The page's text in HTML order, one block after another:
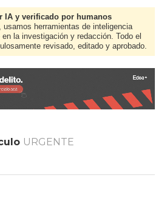
IA y verificado por humanos
usamos herramientas de inteligencia
la investigación y redacción. Todo el
revisado, editado y aprobado.
URGENTE